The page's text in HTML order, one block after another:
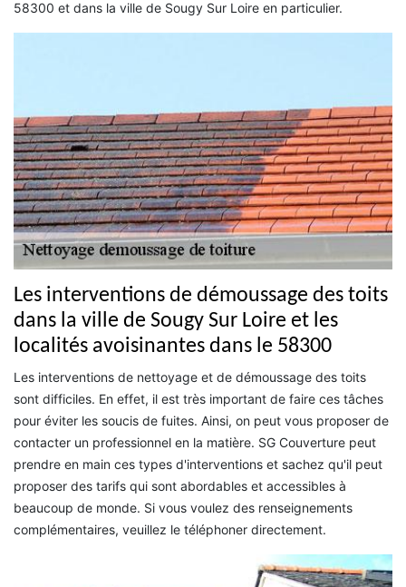
58300 et dans la ville de Sougy Sur Loire en particulier.
Les interventions de démoussage des toits
dans la ville de Sougy Sur Loire et les
localités avoisinantes dans le 58300
Les interventions de nettoyage et de démoussage des toits
sont difficiles. En effet, il est très important de faire ces tâches
pour éviter les soucis de fuites. Ainsi, on peut vous proposer de
contacter un professionnel en la matière. SG Couverture peut
prendre en main ces types d'interventions et sachez qu'il peut
proposer des tarifs qui sont abordables et accessibles à
beaucoup de monde. Si vous voulez des renseignements
complémentaires, veuillez le téléphoner directement.